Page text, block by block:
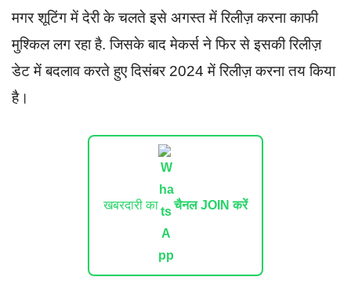
मगर शूटिंग में देरी के चलते इसे अगस्त में रिलीज़ करना काफी
मुश्किल लग रहा है. जिसके बाद मेकर्स ने फिर से इसकी रिलीज़
डेट में बदलाव करते हुए दिसंबर 2024 में रिलीज़ करना तय किया
है।
खबरदारी का चैनल JOIN करें